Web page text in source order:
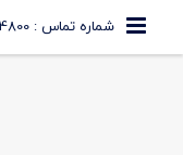
شماره تماس : 88064800-021